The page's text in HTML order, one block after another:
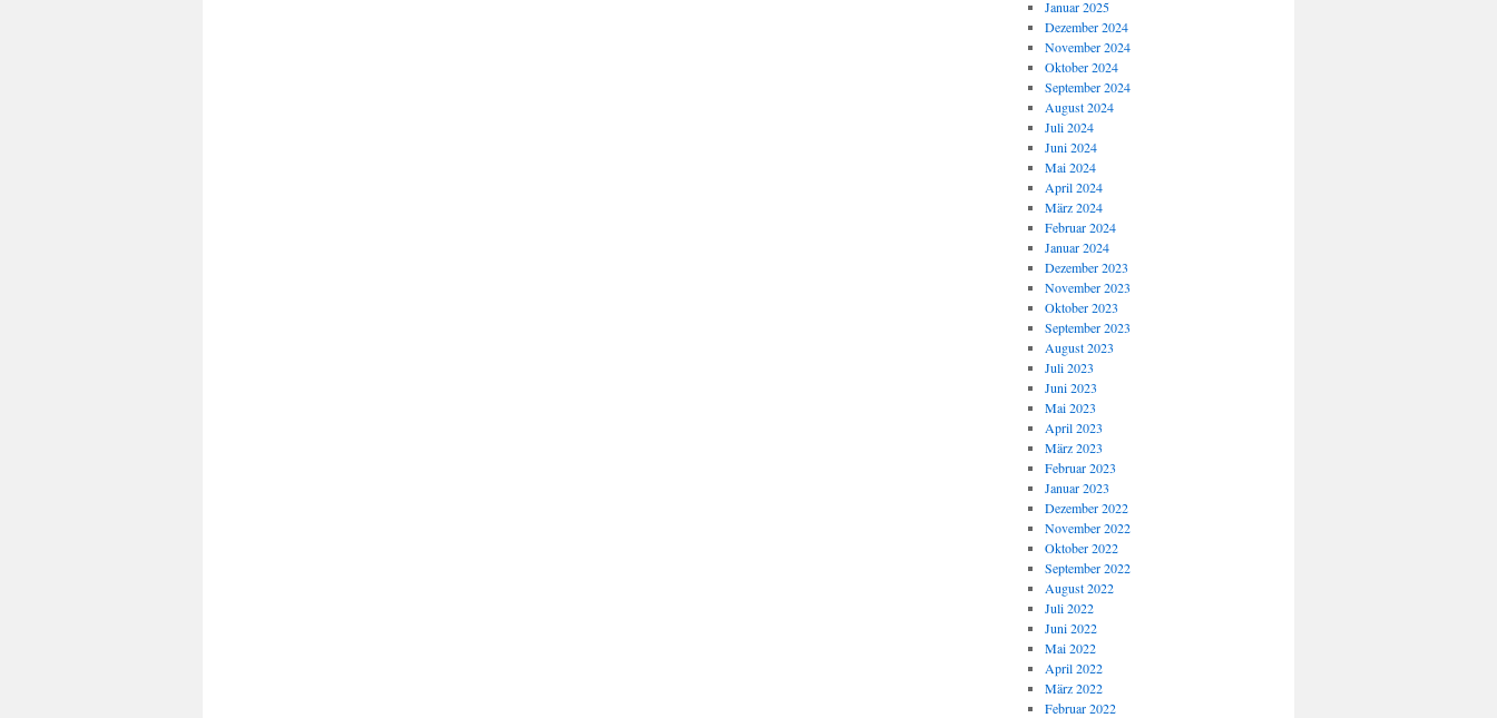
Januar 2025
Dezember 2024
November 2024
Oktober 2024
September 2024
August 2024
Juli 2024
Juni 2024
Mai 2024
April 2024
März 2024
Februar 2024
Januar 2024
Dezember 2023
November 2023
Oktober 2023
September 2023
August 2023
Juli 2023
Juni 2023
Mai 2023
April 2023
März 2023
Februar 2023
Januar 2023
Dezember 2022
November 2022
Oktober 2022
September 2022
August 2022
Juli 2022
Juni 2022
Mai 2022
April 2022
März 2022
Februar 2022